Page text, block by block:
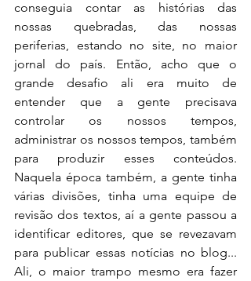
conseguia contar as histórias das
nossas quebradas, das nossas
periferias, estando no site, no maior
jornal do país. Então, acho que o
grande desafio ali era muito de
entender que a gente precisava
controlar os nossos tempos,
administrar os nossos tempos, também
para produzir esses conteúdos.
Naquela época também, a gente tinha
várias divisões, tinha uma equipe de
revisão dos textos, aí a gente passou a
identificar editores, que se revezavam
para publicar essas notícias no blog...
Ali, o maior trampo mesmo era fazer